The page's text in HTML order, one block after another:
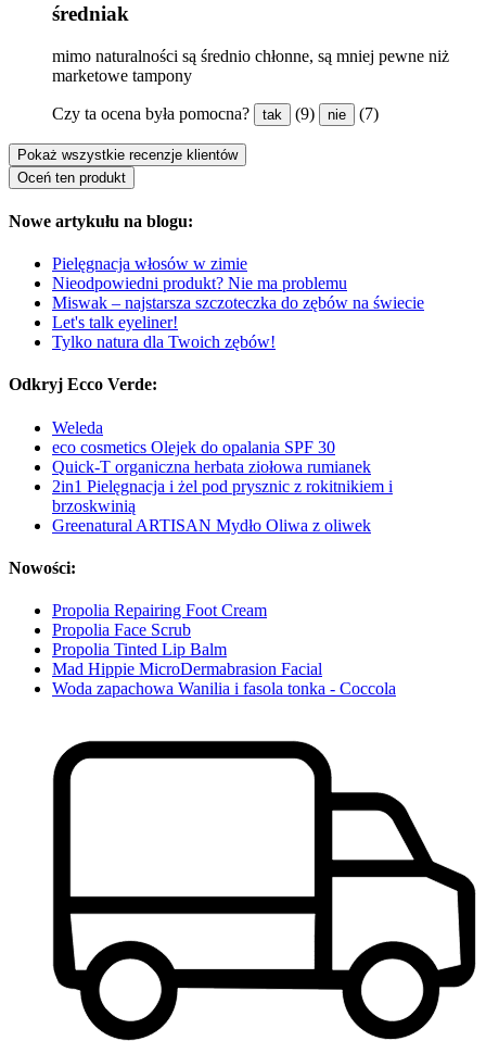
średniak
mimo naturalności są średnio chłonne, są mniej pewne niż
marketowe tampony
Czy ta ocena była pomocna? tak (9) nie (7)
Pokaż wszystkie recenzje klientów
Oceń ten produkt
Nowe artykułu na blogu:
Pielęgnacja włosów w zimie
Nieodpowiedni produkt? Nie ma problemu
Miswak – najstarsza szczoteczka do zębów na świecie
Let's talk eyeliner!
Tylko natura dla Twoich zębów!
Odkryj Ecco Verde:
Weleda
eco cosmetics Olejek do opalania SPF 30
Quick-T organiczna herbata ziołowa rumianek
2in1 Pielęgnacja i żel pod prysznic z rokitnikiem i
brzoskwinią
Greenatural ARTISAN Mydło Oliwa z oliwek
Nowości:
Propolia Repairing Foot Cream
Propolia Face Scrub
Propolia Tinted Lip Balm
Mad Hippie MicroDermabrasion Facial
Woda zapachowa Wanilia i fasola tonka - Coccola